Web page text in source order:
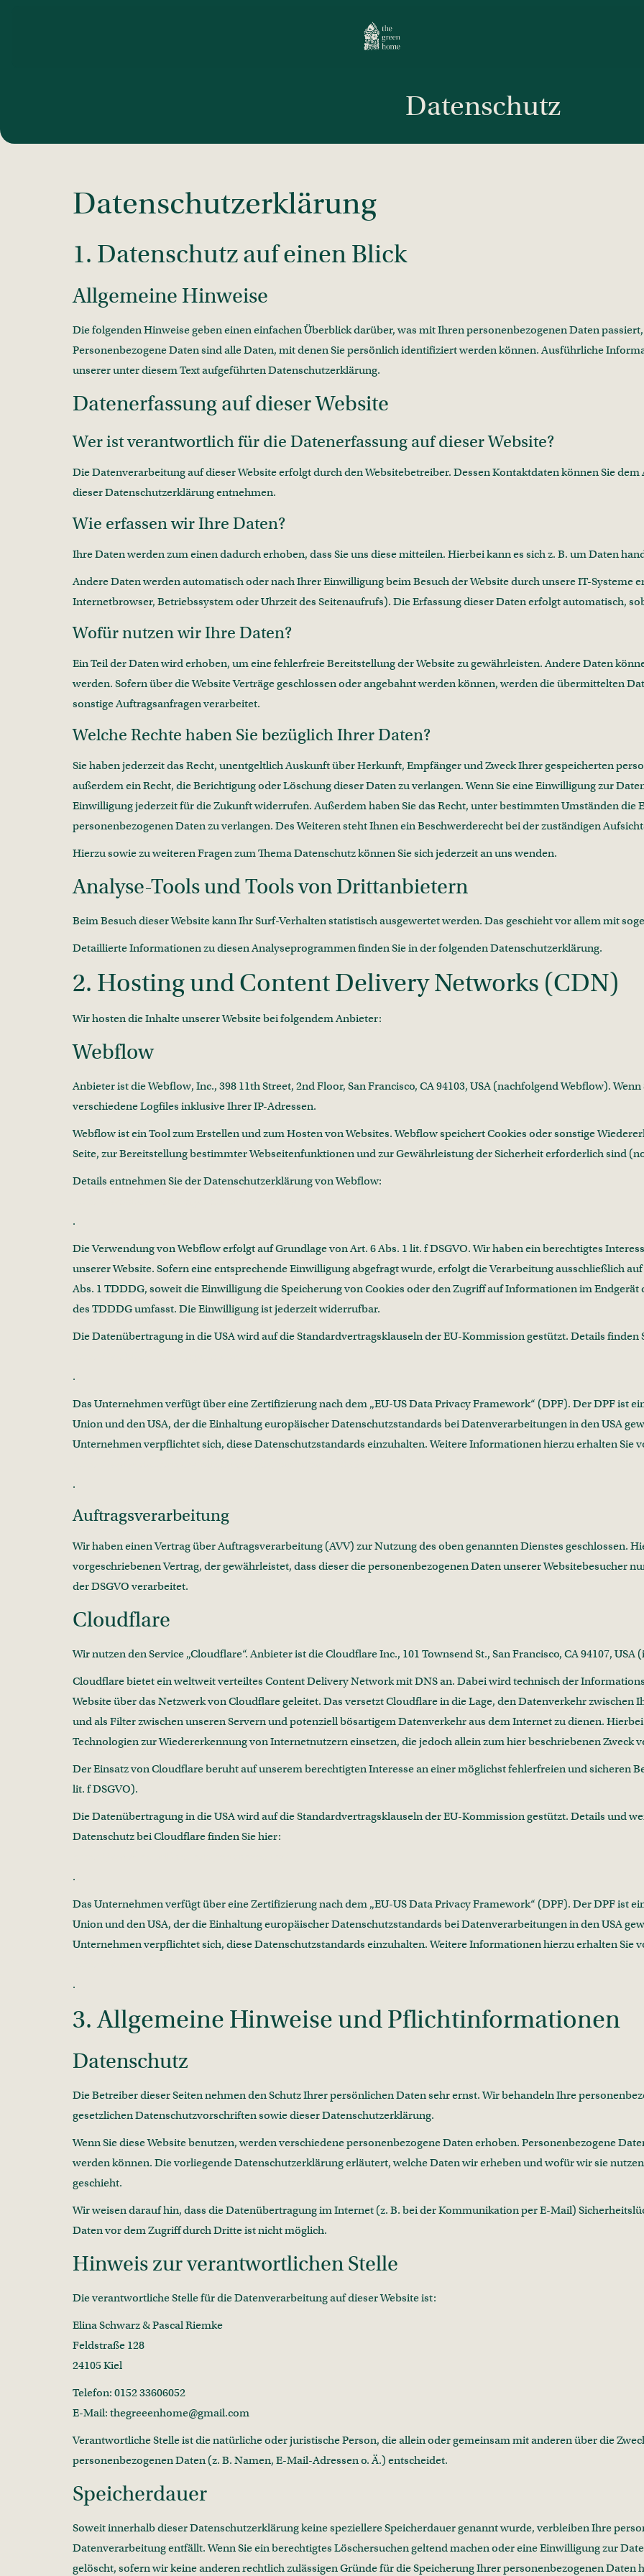
Datenschutz
Datenschutz­erklärung
1. Datenschutz auf einen Blick
Allgemeine Hinweise
Die folgenden Hinweise geben einen einfachen Überblick darüber, was mit Ihren personenbezogenen Daten
Personenbezogene Daten sind alle Daten, mit denen Sie persönlich identifiziert werden können. Ausführliche
unserer unter diesem Text aufgeführten Datenschutzerklärung.
Datenerfassung auf dieser Website
Wer ist verantwortlich für die Datenerfassung auf dieser Website?
Die Datenverarbeitung auf dieser Website erfolgt durch den Websitebetreiber. Dessen Kontaktdaten können Sie
dieser Datenschutzerklärung entnehmen.
Wie erfassen wir Ihre Daten?
Ihre Daten werden zum einen dadurch erhoben, dass Sie uns diese mitteilen. Hierbei kann es sich z. B. um Daten
Andere Daten werden automatisch oder nach Ihrer Einwilligung beim Besuch der Website durch unsere IT-Systeme
Internetbrowser, Betriebssystem oder Uhrzeit des Seitenaufrufs). Die Erfassung dieser Daten erfolgt automatisch,
Wofür nutzen wir Ihre Daten?
Ein Teil der Daten wird erhoben, um eine fehlerfreie Bereitstellung der Website zu gewährleisten. Andere Daten
werden. Sofern über die Website Verträge geschlossen oder angebahnt werden können, werden die übermittelten
sonstige Auftragsanfragen verarbeitet.
Welche Rechte haben Sie bezüglich Ihrer Daten?
Sie haben jederzeit das Recht, unentgeltlich Auskunft über Herkunft, Empfänger und Zweck Ihrer gespeicherten
außerdem ein Recht, die Berichtigung oder Löschung dieser Daten zu verlangen. Wenn Sie eine Einwilligung zur
Einwilligung jederzeit für die Zukunft widerrufen. Außerdem haben Sie das Recht, unter bestimmten Umständen die
personenbezogenen Daten zu verlangen. Des Weiteren steht Ihnen ein Beschwerderecht bei der zuständigen
Hierzu sowie zu weiteren Fragen zum Thema Datenschutz können Sie sich jederzeit an uns wenden.
Analyse-Tools und Tools von Dritt­anbietern
Beim Besuch dieser Website kann Ihr Surf-Verhalten statistisch ausgewertet werden. Das geschieht vor allem mit
Detaillierte Informationen zu diesen Analyseprogrammen finden Sie in der folgenden Datenschutzerklärung.
2. Hosting und Content Delivery Networks (CDN)
Wir hosten die Inhalte unserer Website bei folgendem Anbieter:
Webflow
Anbieter ist die Webflow, Inc., 398 11th Street, 2nd Floor, San Francisco, CA 94103, USA (nachfolgend Webflow).
verschiedene Logfiles inklusive Ihrer IP-Adressen.
Webflow ist ein Tool zum Erstellen und zum Hosten von Websites. Webflow speichert Cookies oder sonstige
Seite, zur Bereitstellung bestimmter Webseitenfunktionen und zur Gewährleistung der Sicherheit erforderlich sind
Details entnehmen Sie der Datenschutzerklärung von Webflow:
.
Die Verwendung von Webflow erfolgt auf Grundlage von Art. 6 Abs. 1 lit. f DSGVO. Wir haben ein berechtigtes
unserer Website. Sofern eine entsprechende Einwilligung abgefragt wurde, erfolgt die Verarbeitung ausschließlich auf
Abs. 1 TDDDG, soweit die Einwilligung die Speicherung von Cookies oder den Zugriff auf Informationen im
des TDDDG umfasst. Die Einwilligung ist jederzeit widerrufbar.
Die Datenübertragung in die USA wird auf die Standardvertragsklauseln der EU-Kommission gestützt. Details finden
.
Das Unternehmen verfügt über eine Zertifizierung nach dem „EU-US Data Privacy Framework“ (DPF). Der DPF ist
Union und den USA, der die Einhaltung europäischer Datenschutzstandards bei Datenverarbeitungen in den USA
Unternehmen verpflichtet sich, diese Datenschutzstandards einzuhalten. Weitere Informationen hierzu erhalten Sie
.
Auftragsverarbeitung
Wir haben einen Vertrag über Auftragsverarbeitung (AVV) zur Nutzung des oben genannten Dienstes geschlossen.
vorgeschriebenen Vertrag, der gewährleistet, dass dieser die personenbezogenen Daten unserer Websitebesucher
der DSGVO verarbeitet.
Cloudflare
Wir nutzen den Service „Cloudflare“. Anbieter ist die Cloudflare Inc., 101 Townsend St., San Francisco, CA 94107,
Cloudflare bietet ein weltweit verteiltes Content Delivery Network mit DNS an. Dabei wird technisch der
Website über das Netzwerk von Cloudflare geleitet. Das versetzt Cloudflare in die Lage, den Datenverkehr zwischen
und als Filter zwischen unseren Servern und potenziell bösartigem Datenverkehr aus dem Internet zu dienen.
Technologien zur Wiedererkennung von Internetnutzern einsetzen, die jedoch allein zum hier beschriebenen Zweck
Der Einsatz von Cloudflare beruht auf unserem berechtigten Interesse an einer möglichst fehlerfreien und sicheren
lit. f DSGVO).
Die Datenübertragung in die USA wird auf die Standardvertragsklauseln der EU-Kommission gestützt. Details und
Datenschutz bei Cloudflare finden Sie hier:
.
Das Unternehmen verfügt über eine Zertifizierung nach dem „EU-US Data Privacy Framework“ (DPF). Der DPF ist
Union und den USA, der die Einhaltung europäischer Datenschutzstandards bei Datenverarbeitungen in den USA
Unternehmen verpflichtet sich, diese Datenschutzstandards einzuhalten. Weitere Informationen hierzu erhalten Sie
.
3. Allgemeine Hinweise und Pflicht­informationen
Datenschutz
Die Betreiber dieser Seiten nehmen den Schutz Ihrer persönlichen Daten sehr ernst. Wir behandeln Ihre
gesetzlichen Datenschutzvorschriften sowie dieser Datenschutzerklärung.
Wenn Sie diese Website benutzen, werden verschiedene personenbezogene Daten erhoben. Personenbezogene
werden können. Die vorliegende Datenschutzerklärung erläutert, welche Daten wir erheben und wofür wir sie
geschieht.
Wir weisen darauf hin, dass die Datenübertragung im Internet (z. B. bei der Kommunikation per E-Mail)
Daten vor dem Zugriff durch Dritte ist nicht möglich.
Hinweis zur verantwortlichen Stelle
Die verantwortliche Stelle für die Datenverarbeitung auf dieser Website ist:
Elina Schwarz & Pascal Riemke
Feldstraße 128
24105 Kiel
Telefon: 0152 33606052
E-Mail: thegreeenhome@gmail.com
Verantwortliche Stelle ist die natürliche oder juristische Person, die allein oder gemeinsam mit anderen über die
personenbezogenen Daten (z. B. Namen, E-Mail-Adressen o. Ä.) entscheidet.
Speicherdauer
Soweit innerhalb dieser Datenschutzerklärung keine speziellere Speicherdauer genannt wurde, verbleiben Ihre
Datenverarbeitung entfällt. Wenn Sie ein berechtigtes Löschersuchen geltend machen oder eine Einwilligung zur
gelöscht, sofern wir keine anderen rechtlich zulässigen Gründe für die Speicherung Ihrer personenbezogenen Daten